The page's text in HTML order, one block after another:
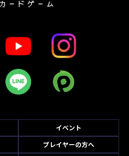
イベント
プレイヤーの方へ